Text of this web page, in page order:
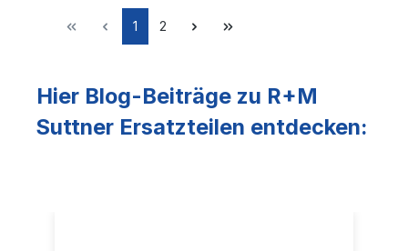
1 2
Hier Blog-Beiträge zu R+M
Suttner Ersatzteilen entdecken: